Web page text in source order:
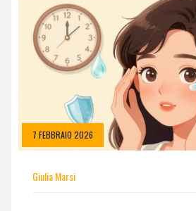
7 FEBBRAIO 2026
Giulia Marsi